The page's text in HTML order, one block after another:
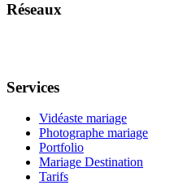
Réseaux
Services
Vidéaste mariage
Photographe mariage
Portfolio
Mariage Destination
Tarifs